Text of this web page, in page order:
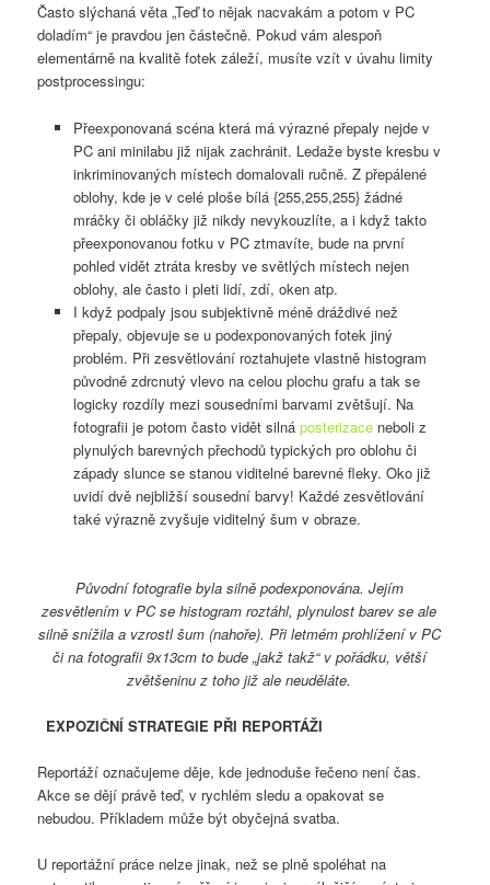
Často slýchaná věta „Teď to nějak nacvakám a potom v PC
doladím“ je pravdou jen částečně. Pokud vám alespoň
elementárně na kvalitě fotek záleží, musíte vzít v úvahu limity
postprocessingu:
Přeexponovaná scéna která má výrazné přepaly nejde v
PC ani minilabu již nijak zachránit. Ledaže byste kresbu v
inkriminovaných místech domalovali ručně. Z přepálené
oblohy, kde je v celé ploše bílá {255,255,255} žádné
mráčky či obláčky již nikdy nevykouzlíte, a i když takto
přeexponovanou fotku v PC ztmavíte, bude na první
pohled vidět ztráta kresby ve světlých místech nejen
oblohy, ale často i pleti lidí, zdí, oken atp.
I když podpaly jsou subjektivně méně dráždivé než
přepaly, objevuje se u podexponovaných fotek jiný
problém. Při zesvětlování roztahujete vlastně histogram
původně zdrcnutý vlevo na celou plochu grafu a tak se
logicky rozdíly mezi sousedními barvami zvětšují. Na
fotografii je potom často vidět silná posterizaceneboli z
plynulých barevných přechodů typických pro oblohu či
západy slunce se stanou viditelné barevné fleky. Oko již
uvidí dvě nejbližší sousední barvy! Každé zesvětlování
také výrazně zvyšuje viditelný šum v obraze.
Původní fotografie byla silně podexponována. Jejím
zesvětlením v PC se histogram roztáhl, plynulost barev se ale
silně snížila a vzrostl šum (nahoře). Při letmém prohlížení v PC
či na fotografii 9x13cm to bude „jakž takž“ v pořádku, větší
zvětšeninu z toho již ale neuděláte.
EXPOZIČNÍ STRATEGIE PŘI REPORTÁŽI
Reportáží označujeme děje, kde jednoduše řečeno není čas.
Akce se dějí právě teď, v rychlém sledu a opakovat se
nebudou. Příkladem může být obyčejná svatba.
U reportážní práce nelze jinak, než se plně spoléhat na